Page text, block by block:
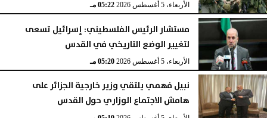
الأربعاء، 5 أغسطس 2026 05:22 مـ
مستشار الرئيس الفلسطيني: إسرائيل تسعى
لتغيير الوضع التاريخي في القدس
الأربعاء، 5 أغسطس 2026 05:20 مـ
نبيل فهمي يلتقي وزير خارجية الجزائر على
هامش الاجتماع الوزاري حول القدس